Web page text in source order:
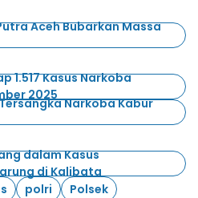
Aceh Bubarkan Massa
1.517 Kasus Narkoba
2025
Narkoba Kabur
dalam Kasus
di Kalibata
polri
Polsek